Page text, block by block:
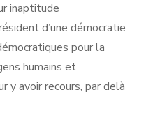
inaptitude
d’une démocratie
pour la
humains et
y avoir recours, par delà